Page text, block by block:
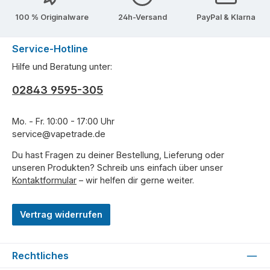
100 % Originalware 24h-Versand PayPal & Klarna
Service-Hotline
Hilfe und Beratung unter:
02843 9595-305
Mo. - Fr. 10:00 - 17:00 Uhr
service@vapetrade.de
Du hast Fragen zu deiner Bestellung, Lieferung oder
unseren Produkten? Schreib uns einfach über unser
Kontaktformular – wir helfen dir gerne weiter.
Vertrag widerrufen
Rechtliches